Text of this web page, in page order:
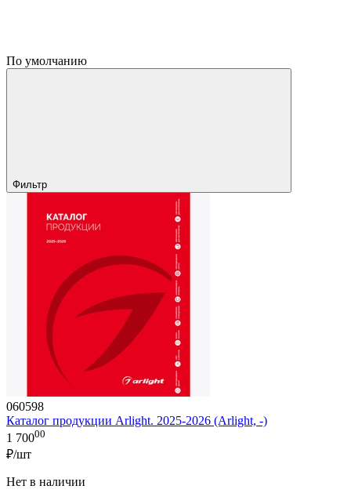
По умолчанию
Фильтр
060598
Каталог продукции Arlight. 2025-2026 (Arlight, -)
1 70000
₽/шт
Нет в наличии